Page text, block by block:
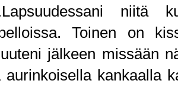
Toinen on
jälkeen missään
aurinkoisella kankaalla